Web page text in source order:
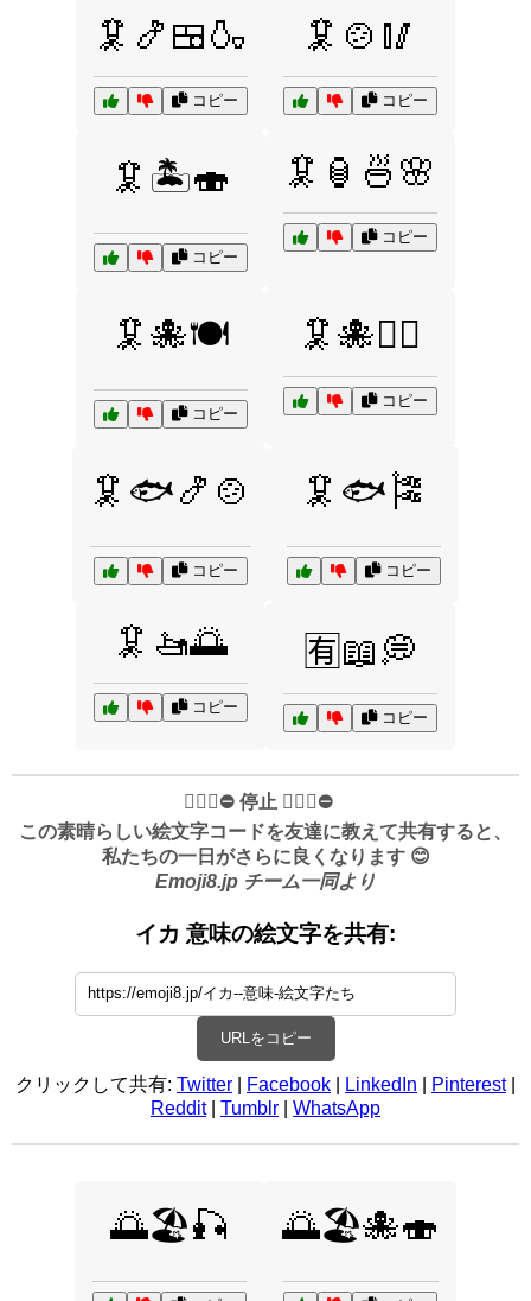
🦑🍤🍱🍶
コピー
🦑🍲🥢
コピー
🦑🏝️🍣
コピー
🦑🏮🍜🌸
コピー
🦑🐙🍽️
コピー
🦑🐙🏄‍♀️
コピー
🦑🐟🍤🍲
コピー
🦑🐟🎏
コピー
🦑🚤🌅
コピー
🈶📖💭
コピー
✋🏻🛑⛔️ 停止 ✋🏻🛑⛔️
この素晴らしい絵文字コードを友達に教えて共有すると、
私たちの一日がさらに良くなります 😊
Emoji8.jp チーム一同より
イカ 意味の絵文字を共有:
URLをコピー
クリックして共有: Twitter Facebook LinkedIn Pinterest|
Reddit| Tumblr WhatsApp
🌅🏖️🎣 🌅🏖️🐙🍣